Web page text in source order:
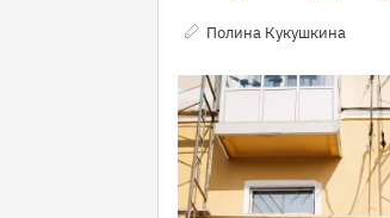
Полина Кукушкина